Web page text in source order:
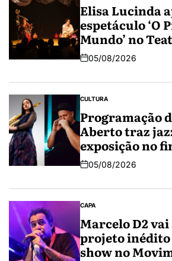
Elisa Lucinda
espetáculo ‘O
Mundo’ no
05/08/2026
CULTURA
Programação
Aberto traz
exposição no
05/08/2026
CAPA
Marcelo D2
projeto inédito
show no